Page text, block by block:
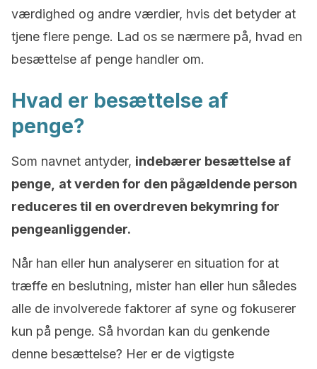
værdighed og andre værdier, hvis det betyder at
tjene flere penge. Lad os se nærmere på, hvad en
besættelse af penge handler om.
Hvad er besættelse af
penge?
Som navnet antyder, indebærer besættelse af
penge, at verden for den pågældende person
reduceres til en overdreven bekymring for
pengeanliggender.
Når han eller hun analyserer en situation for at
træffe en beslutning, mister han eller hun således
alle de involverede faktorer af syne og fokuserer
kun på penge. Så hvordan kan du genkende
denne besættelse? Her er de vigtigste